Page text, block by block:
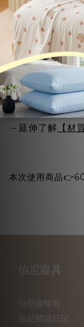
60支天絲小檔案：
材質特性→材質
膚性佳，色澤穩
視覺效果→織密
可提高整體質感
－延伸了解 【材
本次使用商品
伯尼寢具
伯尼寢報局
伯尼開箱日記